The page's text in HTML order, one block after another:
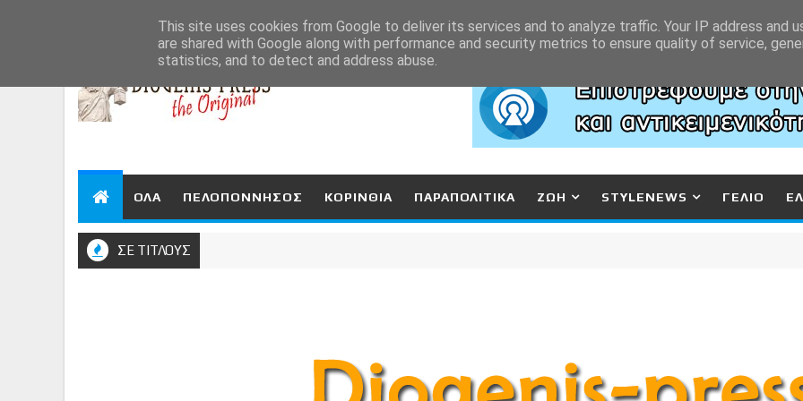
ΟΛΑ ΠΕΛΟΠΟΝΝΗΣΟΣ ΚΟΡΙΝΘΙΑ ΠΑΡΑΠΟΛΙΤΙΚΑ ΖΩΗ STYLENEWS ΓΕΛΙΟ
ΣΕ ΤΙΤΛΟΥΣ
This site uses cookies from Google to deliver its services and to analyze traffic. Your IP address and
are shared with Google along with performance and security metrics to ensure quality of service,
statistics, and to detect and address abuse.